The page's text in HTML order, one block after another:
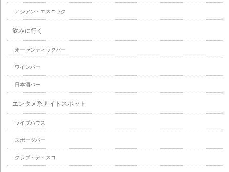
アジアン・エスニック
飲みに行く
オーセンティックバー
ワインバー
日本酒バー
エンタメ系ナイトスポット
ライブハウス
スポーツバー
クラブ・ディスコ